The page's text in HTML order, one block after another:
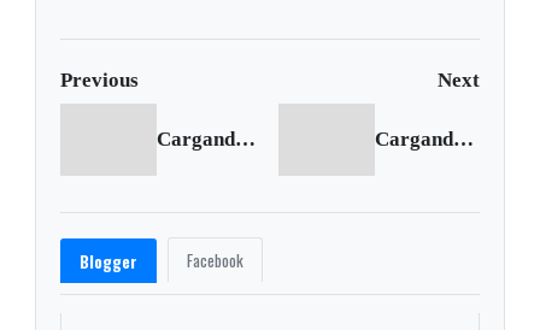
Previous Next
Cargando anterior... Cargando siguiente...
Blogger Facebook